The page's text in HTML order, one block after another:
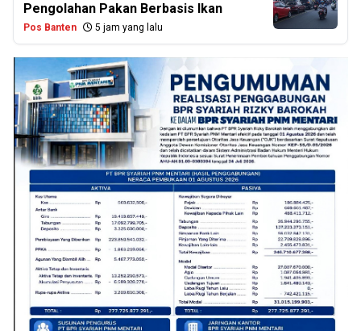
Pengolahan Pakan Berbasis Ikan
Pos Banten 5 jam yang lalu